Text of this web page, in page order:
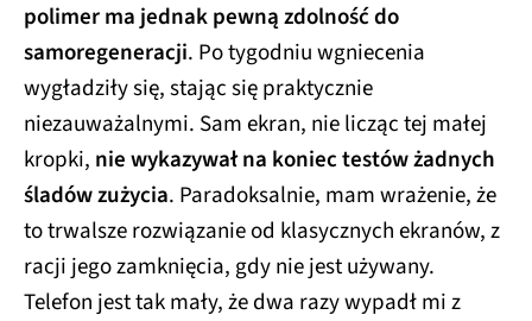
polimer ma jednak pewną zdolność do
samoregeneracji. Po tygodniu wgniecenia
wygładziły się, stając się praktycznie
niezauważalnymi. Sam ekran, nie licząc tej małej
kropki, nie wykazywał na koniec testów żadnych
śladów zużycia. Paradoksalnie, mam wrażenie, że
to trwalsze rozwiązanie od klasycznych ekranów, z
racji jego zamknięcia, gdy nie jest używany.
Telefon jest tak mały, że dwa razy wypadł mi z